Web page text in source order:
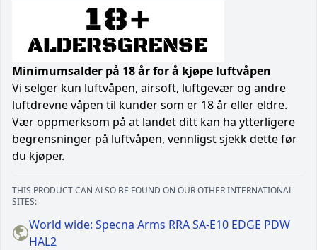
Minimumsalder på 18 år for å kjøpe luftvåpen
Vi selger kun luftvåpen, airsoft, luftgevær og andre
luftdrevne våpen til kunder som er 18 år eller eldre.
Vær oppmerksom på at landet ditt kan ha ytterligere
begrensninger på luftvåpen, vennligst sjekk dette før
du kjøper.
THIS PRODUCT CAN ALSO BE FOUND ON OUR OTHER INTERNATIONAL
SITES:
World wide: Specna Arms RRA SA-E10 EDGE PDW
HAL2